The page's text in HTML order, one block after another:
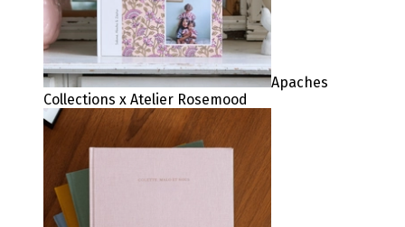
Apaches
Collections x Atelier Rosemood